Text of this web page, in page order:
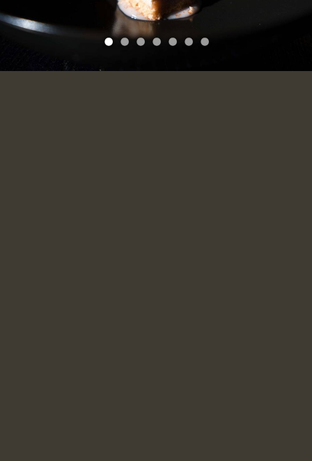
2 3 4 5 6 7